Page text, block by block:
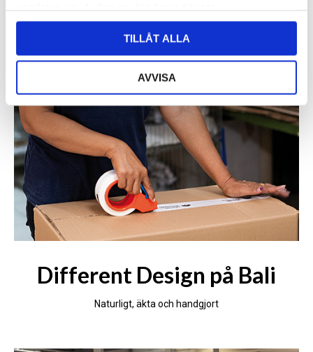
TILLÅT ALLA
AVVISA
Different Design på Bali
Naturligt, äkta och handgjort